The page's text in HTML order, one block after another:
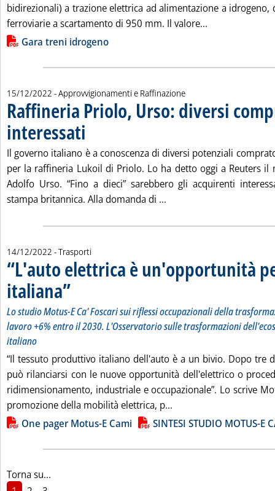
bidirezionali) a trazione elettrica ad alimentazione a idrogeno,
ferroviarie a scartamento di 950 mm. Il valore...
Lista allegati PDF alla notizia
Gara treni idrogeno
15/12/2022 - Approvvigionamenti e Raffinazione
Raffineria Priolo, Urso: diversi
interessati
Il governo italiano è a conoscenza di diversi potenziali
per la raffineria Lukoil di Priolo. Lo ha detto oggi a Reuters il
Adolfo Urso. “Fino a dieci” sarebbero gli acquirenti
stampa britannica. Alla domanda di ...
14/12/2022 - Trasporti
“L'auto elettrica è un'opportunità
italiana”. Sottotitolo: Lo studio Motus-E Ca' Foscari sui riflessi
. Pubblicata mercoledì 14 dicembre 2022 alle 18.38.
Lo studio Motus-E Ca' Foscari sui riflessi occupazionali della
lavoro +6% entro il 2030. L'Osservatorio sulle trasformazioni
italiano
“Il tessuto produttivo italiano dell'auto è a un bivio. Dopo tre
può rilanciarsi con le nuove opportunità dell'elettrico o
ridimensionamento, industriale e occupazionale”. Lo scrive
promozione della mobilità elettrica, p...
Lista allegati PDF alla notizia
One pager Motus-E Cami SINTESI STUDIO MOTUS-E
Torna su...